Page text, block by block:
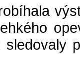
sledovaly